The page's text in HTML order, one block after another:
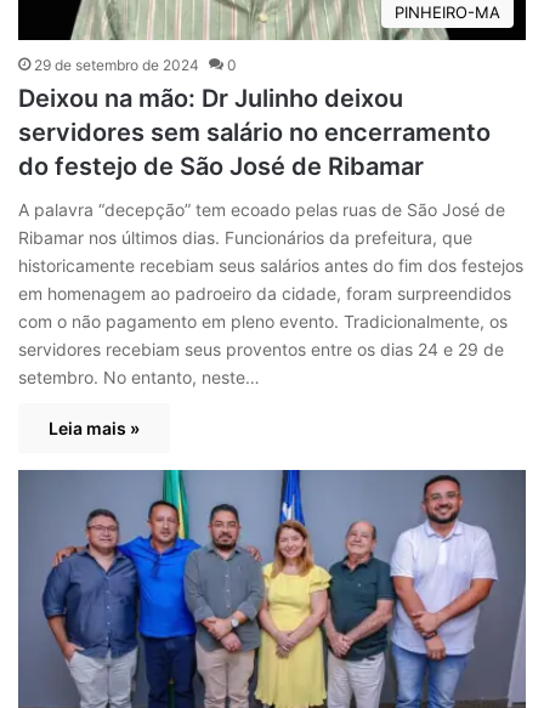
PINHEIRO-MA
29 de setembro de 2024 0
Deixou na mão: Dr Julinho deixou
servidores sem salário no encerramento
do festejo de São José de Ribamar
A palavra “decepção” tem ecoado pelas ruas de São José de
Ribamar nos últimos dias. Funcionários da prefeitura, que
historicamente recebiam seus salários antes do fim dos festejos
em homenagem ao padroeiro da cidade, foram surpreendidos
com o não pagamento em pleno evento. Tradicionalmente, os
servidores recebiam seus proventos entre os dias 24 e 29 de
setembro. No entanto, neste…
Leia mais »